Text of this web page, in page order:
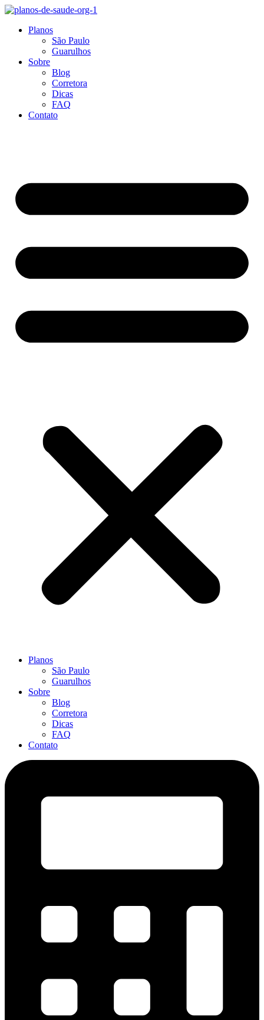
Ir
Planos
São Paulo
Guarulhos
Sobre
Blog
Corretora
Dicas
FAQ
Contato
Planos
São Paulo
Guarulhos
Sobre
Blog
Corretora
Dicas
FAQ
Contato